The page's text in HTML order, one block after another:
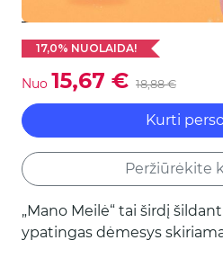
17,0% NUOLAIDA!
Nuo 15,67 € 18,88 €
Kurti
Peržiūrėkite
„Mano Meilė“ tai širdį
ypatingas dėmesys